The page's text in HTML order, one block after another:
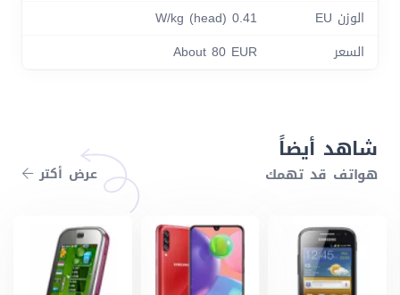
الوزن EU
0.41 W/kg (head)
السعر
About 80 EUR
شاهد أيضاً
هواتف قد تهمك عرض أكتر